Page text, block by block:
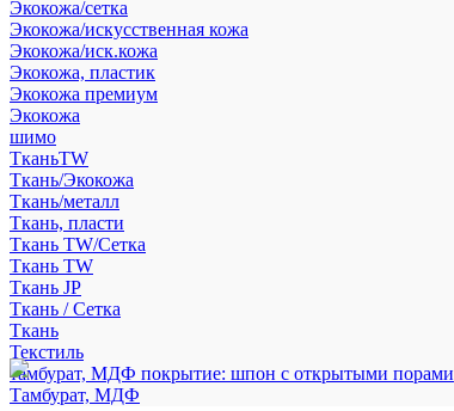
Экокожа/сетка
Экокожа/искусственная кожа
Экокожа/иск.кожа
Экокожа, пластик
Экокожа премиум
Экокожа
шимо
ТканьTW
Ткань/Экокожа
Ткань/металл
Ткань, пласти
Ткань TW/Сетка
Ткань TW
Ткань JP
Ткань / Сетка
Ткань
Текстиль
тамбурат, МДФ покрытие: шпон с открытыми порами
Тамбурат, МДФ